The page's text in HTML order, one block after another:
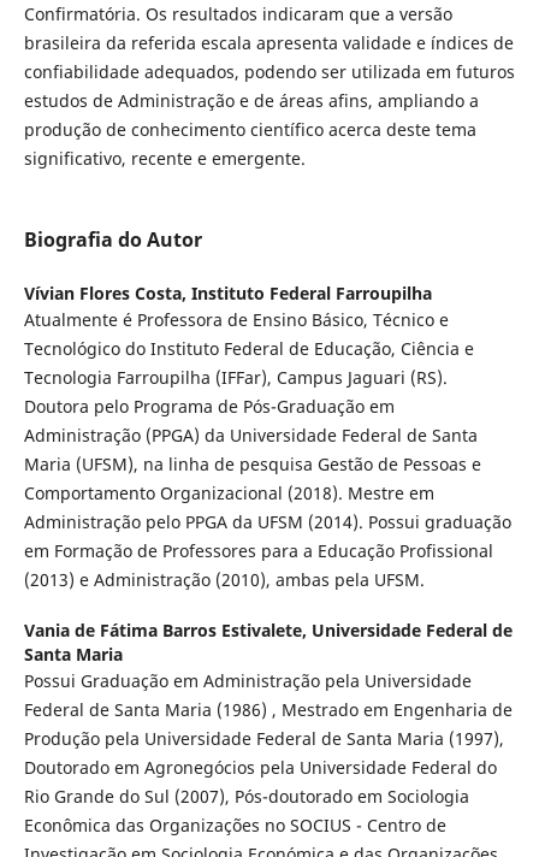
Confirmatória. Os resultados indicaram que a versão
brasileira da referida escala apresenta validade e índices de
confiabilidade adequados, podendo ser utilizada em futuros
estudos de Administração e de áreas afins, ampliando a
produção de conhecimento científico acerca deste tema
significativo, recente e emergente.
Biografia do Autor
Vívian Flores Costa, Instituto Federal Farroupilha
Atualmente é Professora de Ensino Básico, Técnico e
Tecnológico do Instituto Federal de Educação, Ciência e
Tecnologia Farroupilha (IFFar), Campus Jaguari (RS).
Doutora pelo Programa de Pós-Graduação em
Administração (PPGA) da Universidade Federal de Santa
Maria (UFSM), na linha de pesquisa Gestão de Pessoas e
Comportamento Organizacional (2018). Mestre em
Administração pelo PPGA da UFSM (2014). Possui graduação
em Formação de Professores para a Educação Profissional
(2013) e Administração (2010), ambas pela UFSM.
Vania de Fátima Barros Estivalete, Universidade Federal de
Santa Maria
Possui Graduação em Administração pela Universidade
Federal de Santa Maria (1986) , Mestrado em Engenharia de
Produção pela Universidade Federal de Santa Maria (1997),
Doutorado em Agronegócios pela Universidade Federal do
Rio Grande do Sul (2007), Pós-doutorado em Sociologia
Econômica das Organizações no SOCIUS - Centro de